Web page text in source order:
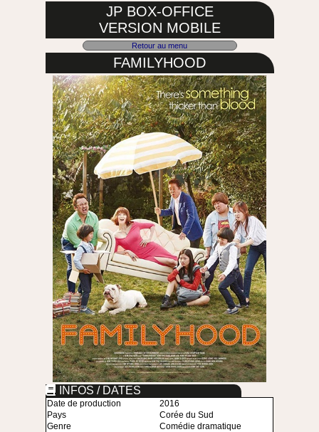
JP BOX-OFFICE
VERSION MOBILE
Retour au menu
FAMILYHOOD
INFOS / DATES
Date de production
2016
Pays
Corée du Sud
Genre
Comédie dramatique